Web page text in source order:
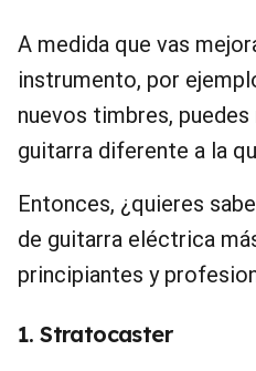
A medida que vas
instrumento, por
nuevos timbres,
guitarra diferente a la
Entonces, ¿quieres
de guitarra eléctrica
principiantes y
1. Stratocaster